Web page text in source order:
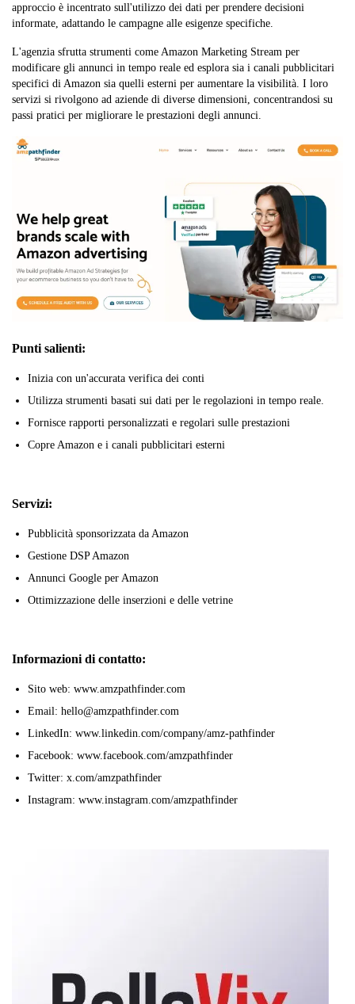
approccio è incentrato sull'utilizzo dei dati per prendere decisioni
informate, adattando le campagne alle esigenze specifiche.
L'agenzia sfrutta strumenti come Amazon Marketing Stream per
modificare gli annunci in tempo reale ed esplora sia i canali pubblicitari
specifici di Amazon sia quelli esterni per aumentare la visibilità. I loro
servizi si rivolgono ad aziende di diverse dimensioni, concentrandosi su
passi pratici per migliorare le prestazioni degli annunci.
Punti salienti:
Inizia con un'accurata verifica dei conti
Utilizza strumenti basati sui dati per le regolazioni in tempo reale.
Fornisce rapporti personalizzati e regolari sulle prestazioni
Copre Amazon e i canali pubblicitari esterni
Servizi:
Pubblicità sponsorizzata da Amazon
Gestione DSP Amazon
Annunci Google per Amazon
Ottimizzazione delle inserzioni e delle vetrine
Informazioni di contatto:
Sito web: www.amzpathfinder.com
Email: hello@amzpathfinder.com
LinkedIn: www.linkedin.com/company/amz-pathfinder
Facebook: www.facebook.com/amzpathfinder
Twitter: x.com/amzpathfinder
Instagram: www.instagram.com/amzpathfinder